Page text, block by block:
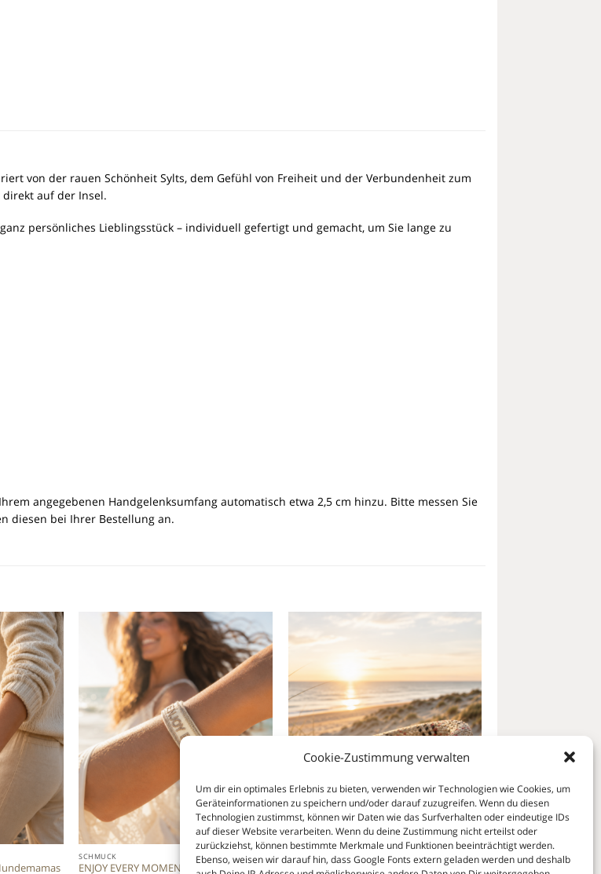
Cookie-Zustimmung verwalten
Um dir ein optimales Erlebnis zu bieten, verwenden wir Technologien wie Cookies, um
Geräteinformationen zu speichern und/oder darauf zuzugreifen. Wenn du diesen
Technologien zustimmst, können wir Daten wie das Surfverhalten oder eindeutige IDs
auf dieser Website verarbeiten. Wenn du deine Zustimmung nicht erteilst oder
zurückziehst, können bestimmte Merkmale und Funktionen beeinträchtigt werden.
Ebenso, weisen wir darauf hin, dass Google Fonts extern geladen werden und deshalb
von der rauen Schönheit Sylts, dem Gefühl von Freiheit und der Verbundenheit zum
auf der Insel.
persönliches Lieblingsstück – individuell gefertigt und gemacht, um Sie lange zu
angegebenen Handgelenksumfang automatisch etwa 2,5 cm hinzu. Bitte messen Sie
diesen bei Ihrer Bestellung an.
Add to
wishlist
Add to
SCHMUCK
ENJOY EVERY MOMENT- das Reminder-
wishlist
SCHMUCK
Ein Stück Sylt für dein Handgelenk